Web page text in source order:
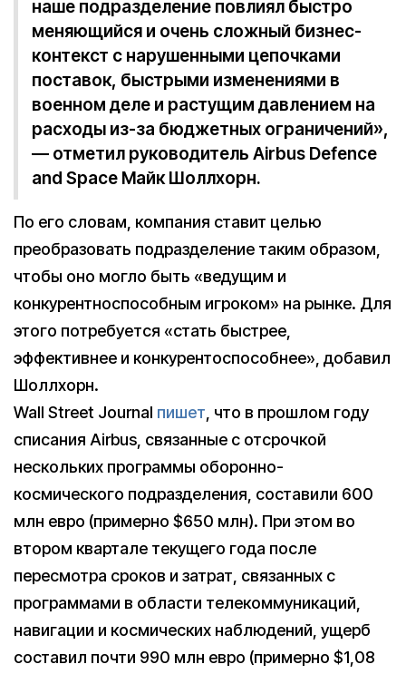
наше подразделение повлиял быстро
меняющийся и очень сложный бизнес-
контекст с нарушенными цепочками
поставок, быстрыми изменениями в
военном деле и растущим давлением на
расходы из-за бюджетных ограничений»,
— отметил руководитель Airbus Defence
and Space Майк Шоллхорн.
По его словам, компания ставит целью
преобразовать подразделение таким образом,
чтобы оно могло быть «ведущим и
конкурентноспособным игроком» на рынке. Для
этого потребуется «стать быстрее,
эффективнее и конкурентоспособнее», добавил
Шоллхорн.
Wall Street Journal пишет, что в прошлом году
списания Airbus, связанные с отсрочкой
нескольких программы оборонно-
космического подразделения, составили 600
млн евро (примерно $650 млн). При этом во
втором квартале текущего года после
пересмотра сроков и затрат, связанных с
программами в области телекоммуникаций,
навигации и космических наблюдений, ущерб
составил почти 990 млн евро (примерно $1,08